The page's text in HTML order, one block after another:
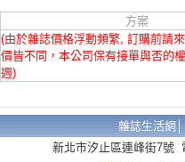
方案
(由於雜誌價格浮動頻繁, 訂購前請
價皆不同，本公司保有接單與否的
週)
雜誌生活網
新北市汐止區連峰街7號